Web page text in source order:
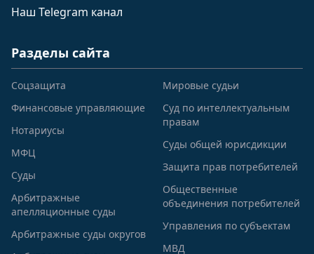
Наш Telegram канал
Разделы сайта
Соцзащита
Финансовые управляющие
Нотариусы
МФЦ
Суды
Арбитражные
апелляционные суды
Арбитражные суды округов
Мировые судьи
Суд по интеллектуальным
правам
Суды общей юрисдикции
Защита прав потребителей
Общественные
объединения потребителей
Управления по субъектам
МВД